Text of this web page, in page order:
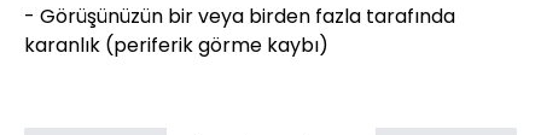
- Görüşünüzün bir veya birden fazla tarafında
karanlık (periferik görme kaybı)